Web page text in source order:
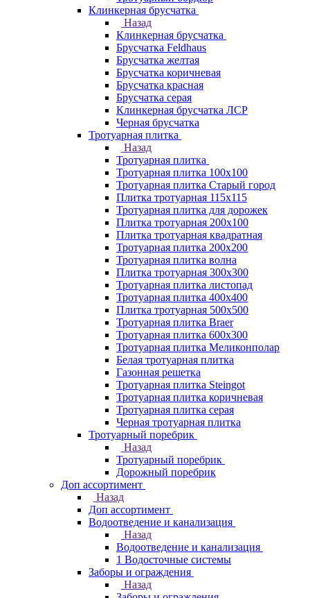
Клинкерная брусчатка
Назад
Клинкерная брусчатка
Брусчатка Feldhaus
Брусчатка желтая
Брусчатка коричневая
Брусчатка красная
Брусчатка серая
Клинкерная брусчатка ЛСР
Черная брусчатка
Тротуарная плитка
Назад
Тротуарная плитка
Тротуарная плитка 100x100
Тротуарная плитка Старый город
Плитка тротуарная 115x115
Тротуарная плитка для дорожек
Плитка тротуарная 200х100
Плитка тротуарная квадратная
Тротуарная плитка 200х200
Тротуарная плитка волна
Плитка тротуарная 300х300
Тротуарная плитка листопад
Тротуарная плитка 400х400
Плитка тротуарная 500x500
Тротуарная плитка Braer
Тротуарная плитка 600х300
Тротуарная плитка Меликонполар
Белая тротуарная плитка
Газонная решетка
Тротуарная плитка Steingot
Тротуарная плитка коричневая
Тротуарная плитка серая
Черная тротуарная плитка
Тротуарный поребрик
Назад
Тротуарный поребрик
Дорожный поребрик
Доп ассортимент
Назад
Доп ассортимент
Водоотведение и канализация
Назад
Водоотведение и канализация
1 Водосточные системы
Заборы и ограждения
Назад